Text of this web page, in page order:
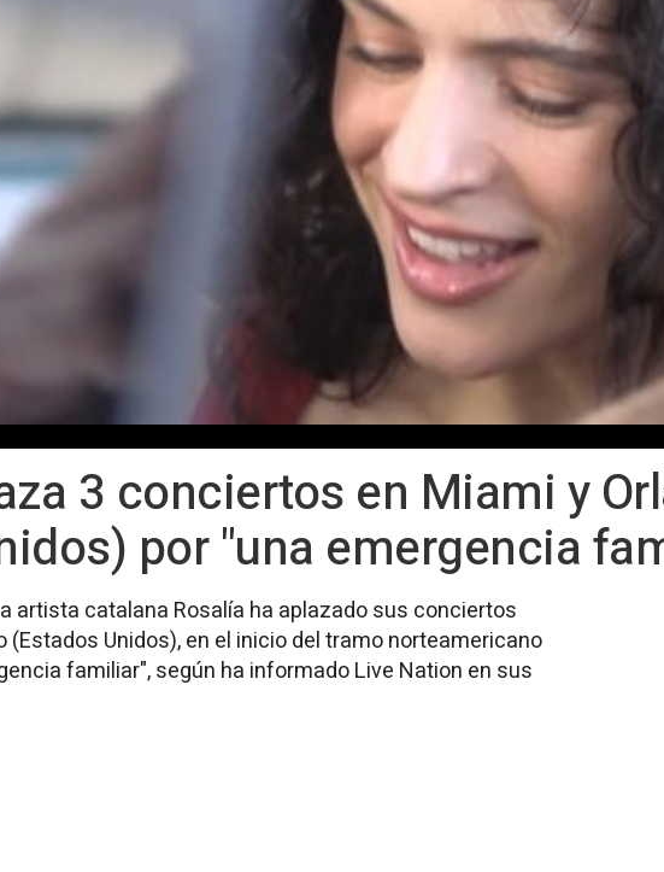
3 conciertos en Miami y
por "una emergencia
artista catalana Rosalía ha aplazado sus conciertos
(Estados Unidos), en el inicio del tramo norteamericano
familiar", según ha informado Live Nation en sus